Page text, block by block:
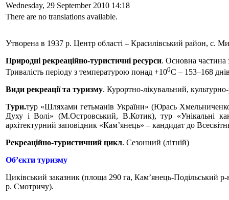
Wednesday, 29 September 2010 14:18
There are no translations available.
Утворена в 1937 р. Центр області – Красилівський район, с.
Природні рекреаційно-туристичні ресурси. Основна частина
Тривалість періоду з температурою понад +100С – 153–168
Види рекреації та туризму. Курортно-лікувальний,
Тури.тур «Шляхами гетьманів України» (Юрась
Духу і Волі» (М.Островський, В.Котик), тур «Унікальні
архітектурний заповідник «Кам’янець» – кандидат до
Рекреаційно-туристичний цикл. Сезонний (літній)
Об’єкти туризму
Циківський заказник (площа 290 га, Кам’янець-Подільський
р. Смотричу).